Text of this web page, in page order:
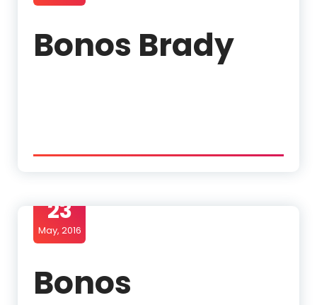
Bonos Brady
23
May, 2016
Bonos